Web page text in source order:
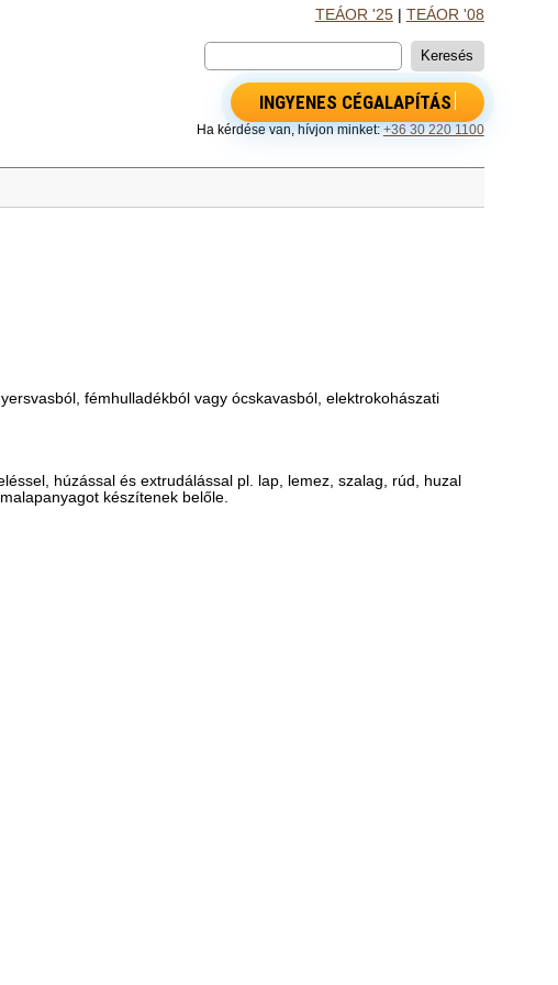
TEÁOR '25| TEÁOR '08
INGYENES CÉGALAPÍTÁS
Ha kérdése van, hívjon minket:+36 30 220 1100
fémhulladékból vagy ócskavasból, elektrokohászati
húzással és extrudálással pl. lap, lemez, szalag, rúd, huzal
készítenek belőle.